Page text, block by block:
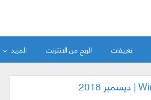
تعريفات الربح من الانترنت المزيد